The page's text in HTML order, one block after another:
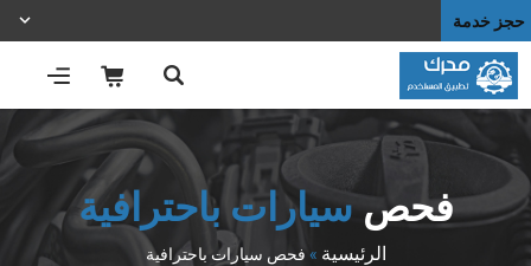
حجز خدمة
فحصسيارات باحترافية
الرئيسية » فحص سيارات باحترافية